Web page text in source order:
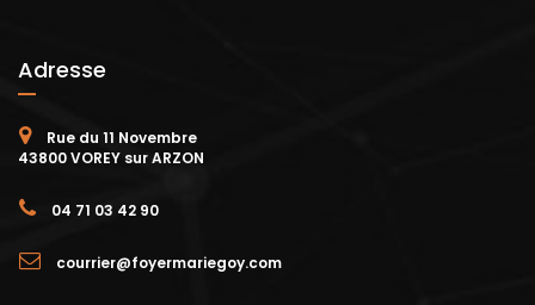
Adresse
Rue du 11 Novembre
43800 VOREY sur ARZON
04 71 03 42 90
courrier@foyermariegoy.com